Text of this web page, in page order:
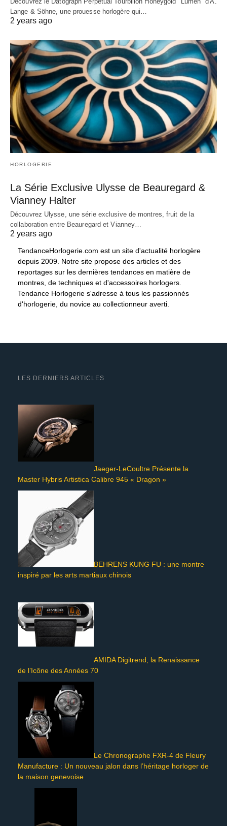
Lange & Söhne, une prouesse horlogère qui…
2 years ago
HORLOGERIE
La Série Exclusive Ulysse de Beauregard &
Vianney Halter
Découvrez Ulysse, une série exclusive de montres, fruit de la
collaboration entre Beauregard et Vianney…
2 years ago
TendanceHorlogerie.com est un site d'actualité horlogère
depuis 2009. Notre site propose des articles et des
reportages sur les dernières tendances en matière de
montres, de techniques et d'accessoires horlogers.
Tendance Horlogerie s'adresse à tous les passionnés
d'horlogerie, du novice au collectionneur averti.
LES DERNIERS ARTICLES
Jaeger-LeCoultre Présente la
Master Hybris Artistica Calibre 945 « Dragon »
BEHRENS KUNG FU : une montre
inspiré par les arts martiaux chinois
AMIDA Digitrend, la Renaissance
de l’Icône des Années 70
Le Chronographe FXR-4 de Fleury
Manufacture : Un nouveau jalon dans l’héritage horloger de
la maison genevoise